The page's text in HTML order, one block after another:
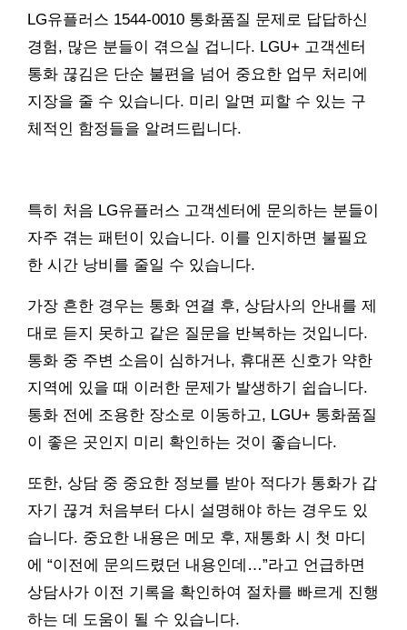
LG유플러스 1544-0010 통화품질 문제로 답답하신
경험, 많은 분들이 겪으실 겁니다. LGU+ 고객센터
통화 끊김은 단순 불편을 넘어 중요한 업무 처리에
지장을 줄 수 있습니다. 미리 알면 피할 수 있는 구
체적인 함정들을 알려드립니다.
특히 처음 LG유플러스 고객센터에 문의하는 분들이
자주 겪는 패턴이 있습니다. 이를 인지하면 불필요
한 시간 낭비를 줄일 수 있습니다.
가장 흔한 경우는 통화 연결 후, 상담사의 안내를 제
대로 듣지 못하고 같은 질문을 반복하는 것입니다.
통화 중 주변 소음이 심하거나, 휴대폰 신호가 약한
지역에 있을 때 이러한 문제가 발생하기 쉽습니다.
통화 전에 조용한 장소로 이동하고, LGU+ 통화품질
이 좋은 곳인지 미리 확인하는 것이 좋습니다.
또한, 상담 중 중요한 정보를 받아 적다가 통화가 갑
자기 끊겨 처음부터 다시 설명해야 하는 경우도 있
습니다. 중요한 내용은 메모 후, 재통화 시 첫 마디
에 “이전에 문의드렸던 내용인데…”라고 언급하면
상담사가 이전 기록을 확인하여 절차를 빠르게 진행
하는 데 도움이 될 수 있습니다.